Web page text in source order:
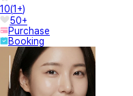
10(1+)
50+
Purchase
Booking